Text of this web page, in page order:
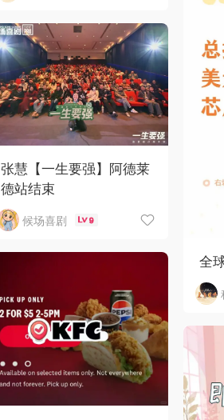
全
张慧【一生要强】阿德莱
德站结束
候场喜剧 9